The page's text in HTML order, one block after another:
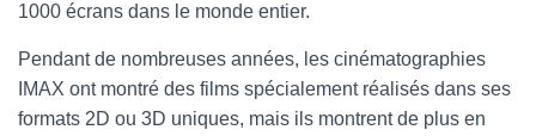
1000 écrans dans le monde entier.
Pendant de nombreuses années, les cinématographies
IMAX ont montré des films spécialement réalisés dans ses
formats 2D ou 3D uniques, mais ils montrent de plus en